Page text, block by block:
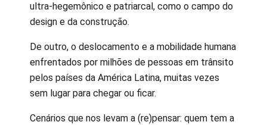
ultra-hegemônico e patriarcal, como o campo do
design e da construção.
De outro, o deslocamento e a mobilidade humana
enfrentados por milhões de pessoas em trânsito
pelos países da América Latina, muitas vezes
sem lugar para chegar ou ficar.
Cenários que nos levam a (re)pensar: quem tem a